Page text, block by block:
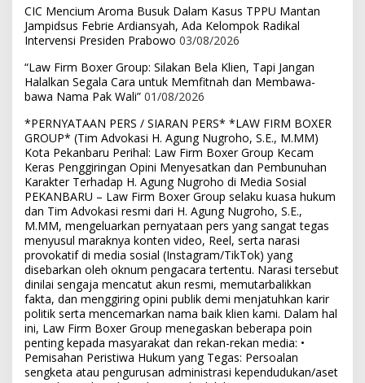
CIC Mencium Aroma Busuk Dalam Kasus TPPU Mantan
Jampidsus Febrie Ardiansyah, Ada Kelompok Radikal
Intervensi Presiden Prabowo 03/08/2026
“Law Firm Boxer Group: Silakan Bela Klien, Tapi Jangan
Halalkan Segala Cara untuk Memfitnah dan Membawa-
bawa Nama Pak Wali” 01/08/2026
*PERNYATAAN PERS / SIARAN PERS* *LAW FIRM BOXER
GROUP* (Tim Advokasi H. Agung Nugroho, S.E., M.MM)
Kota Pekanbaru Perihal: Law Firm Boxer Group Kecam
Keras Penggiringan Opini Menyesatkan dan Pembunuhan
Karakter Terhadap H. Agung Nugroho di Media Sosial
PEKANBARU – Law Firm Boxer Group selaku kuasa hukum
dan Tim Advokasi resmi dari H. Agung Nugroho, S.E.,
M.MM, mengeluarkan pernyataan pers yang sangat tegas
menyusul maraknya konten video, Reel, serta narasi
provokatif di media sosial (Instagram/TikTok) yang
disebarkan oleh oknum pengacara tertentu. Narasi tersebut
dinilai sengaja mencatut akun resmi, memutarbalikkan
fakta, dan menggiring opini publik demi menjatuhkan karir
politik serta mencemarkan nama baik klien kami. Dalam hal
ini, Law Firm Boxer Group menegaskan beberapa poin
penting kepada masyarakat dan rekan-rekan media: •
Pemisahan Peristiwa Hukum yang Tegas: Persoalan
sengketa atau pengurusan administrasi kependudukan/aset